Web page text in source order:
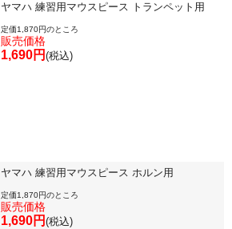
ヤマハ 練習用マウスピース トランペット用
定価1,870円のところ
販売価格
1,690円 (税込)
ヤマハ 練習用マウスピース ホルン用
定価1,870円のところ
販売価格
1,690円 (税込)
ログイン・マイページ